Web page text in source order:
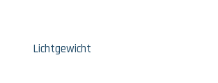
Lichtgewicht